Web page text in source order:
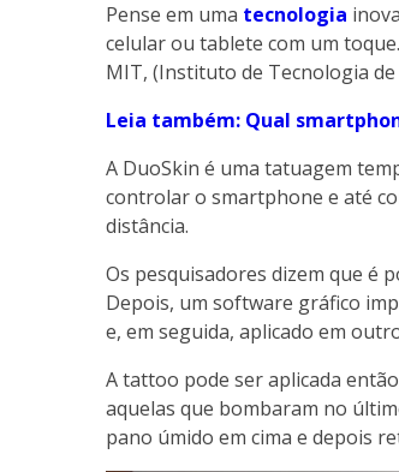
Pense em uma tecnologia
celular ou tablete com um
MIT, (Instituto de Tecnologia
Leia também: Qual
A DuoSkin é uma tatuagem
controlar o smartphone e até
distância.
Os pesquisadores dizem que é
Depois, um software gráfico
e, em seguida, aplicado em
A tattoo pode ser aplicada
aquelas que bombaram no
pano úmido em cima e depois